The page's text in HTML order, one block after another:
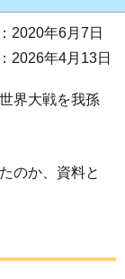
2020年6月7日
2026年4月13日
界大戦を我孫
のか、資料と